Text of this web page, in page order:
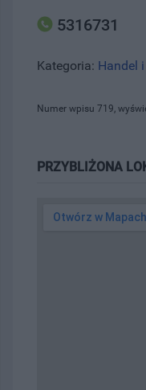
5316731
Kategoria: Handel i
Numer wpisu 719,
PRZYBLIŻONA